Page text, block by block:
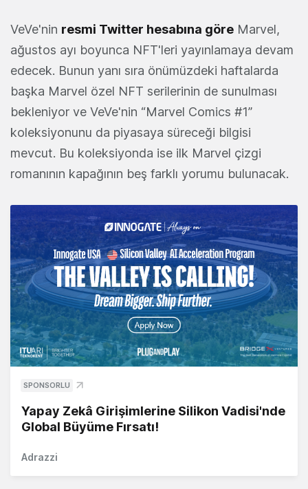
VeVe'nin resmi Twitter hesabına göre Marvel,
ağustos ayı boyunca NFT'leri yayınlamaya devam
edecek. Bunun yanı sıra önümüzdeki haftalarda
başka Marvel özel NFT serilerinin de sunulması
bekleniyor ve VeVe'nin “Marvel Comics #1”
koleksiyonunu da piyasaya süreceği bilgisi
mevcut. Bu koleksiyonda ise ilk Marvel çizgi
romanının kapağının beş farklı yorumu bulunacak.
SPONSORLU
Yapay Zekâ Girişimlerine Silikon Vadisi'nde
Global Büyüme Fırsatı!
Adrazzi